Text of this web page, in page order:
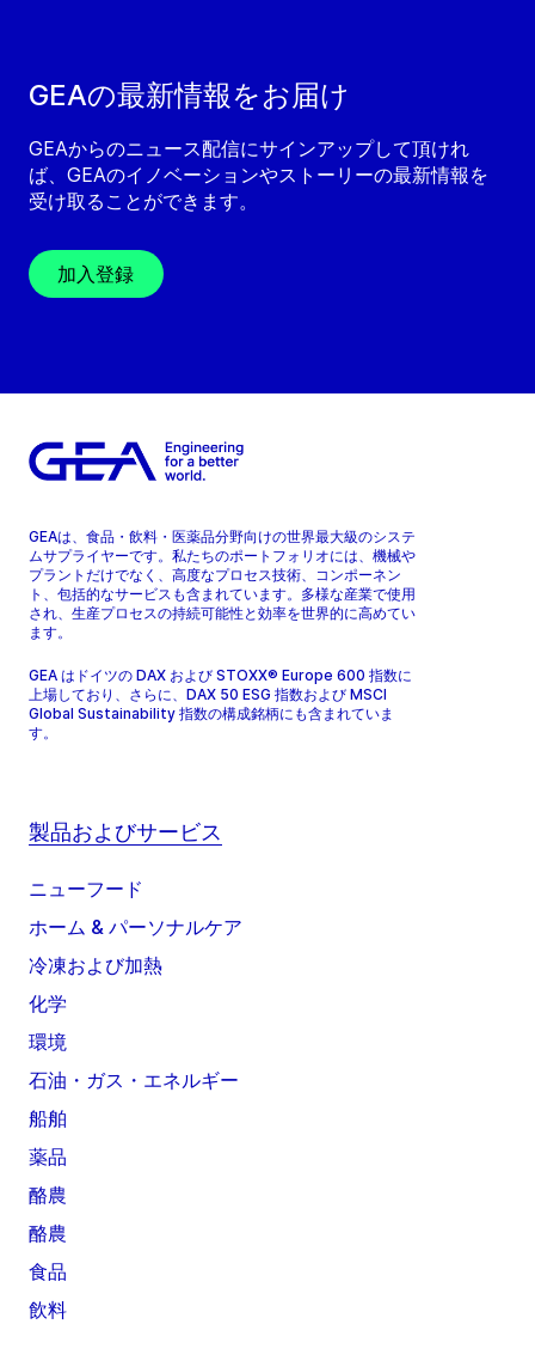
GEAの最新情報をお届け
GEAからのニュース配信にサインアップして頂けれ
ば、GEAのイノベーションやストーリーの最新情報を
受け取ることができます。
加入登録
GEAは、食品・飲料・医薬品分野向けの世界最大級のシステ
ムサプライヤーです。私たちのポートフォリオには、機械や
プラントだけでなく、高度なプロセス技術、コンポーネン
ト、包括的なサービスも含まれています。多様な産業で使用
され、生産プロセスの持続可能性と効率を世界的に高めてい
ます。
GEA はドイツの DAX および STOXX® Europe 600 指数に
上場しており、さらに、DAX 50 ESG 指数および MSCI
Global Sustainability 指数の構成銘柄にも含まれていま
す。
製品およびサービス
ニューフード
ホーム & パーソナルケア
冷凍および加熱
化学
環境
石油・ガス・エネルギー
船舶
薬品
酪農
酪農
食品
飲料